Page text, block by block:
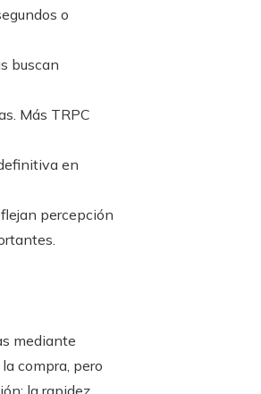
o
buscan
Más TRPC
en
percepción
mediante
compra, pero